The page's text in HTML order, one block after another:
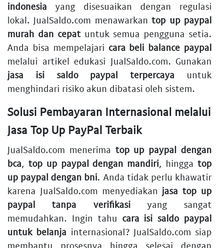
indonesia yang disesuaikan dengan regulasi
lokal. JualSaldo.com menawarkantop up paypal
murah dan cepatuntuk semua pengguna setia.
Anda bisa mempelajari cara beli balance paypal
melalui artikel edukasi JualSaldo.com. Gunakan
jasa isi saldo paypal terpercaya untuk
menghindari risiko akun dibatasi oleh sistem.
Solusi Pembayaran Internasional melalui
Jasa Top Up PayPal Terbaik
JualSaldo.com menerima top up paypal dengan
bca, top up paypal dengan mandiri, hinggatop
up paypal dengan bni. Anda tidak perlu khawatir
karena JualSaldo.com menyediakan jasa top up
paypal tanpa verifikasiyang sangat
memudahkan. Ingin tahu cara isi saldo paypal
untuk belanja internasional? JualSaldo.com siap
membantu prosesnya hingga selesai dengan